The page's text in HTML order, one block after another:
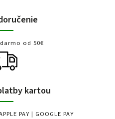
od 50€
kartou
PAY | GOOGLE PAY